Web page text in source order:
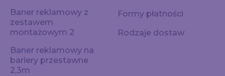
Baner reklamowy z
zestawem
montażowym 2
Baner reklamowy na
bariery przestawne
2,3m
Formy płatności
Rodzaje dostaw